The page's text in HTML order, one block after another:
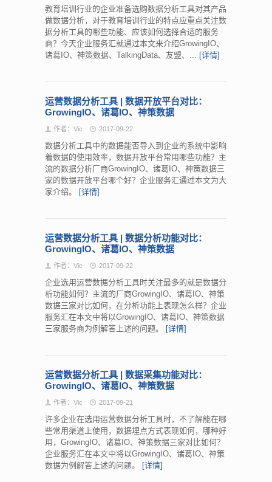
教育培训行业的企业准备选购数据分析工具对其产品
做数据分析，对于教育培训行业的特点应重点关注数
据分析工具的哪些功能、应该如何选择合适的服务
商？今天企业服务汇就通过本文来介绍GrowingIO、
诸葛IO、神策数据、TalkingData、友盟、... [详情]
运营数据分析工具 | 数据开放平台对比：
GrowingIO、诸葛IO、神策数据
作者：Vic 2017-09-22
数据分析工具中的数据能否导入到企业的系统中影响
着数据的使用效率，数据开放平台常用哪些功能？主
流的数据分析厂商GrowingIO、诸葛IO、神策数据三
家的数据开放平台哪个好？企业服务汇通过本文为大
家介绍。 [详情]
运营数据分析工具 | 数据分析功能对比：
GrowingIO、诸葛IO、神策数据
作者：Vic 2017-09-22
企业选用运营数据分析工具时关注最多的就是数据分
析功能如何？主流的厂商GrowingIO、诸葛IO、神策
数据三家对比如何，在分析功能上表现怎么样？企业
服务汇在本文中将以GrowingIO、诸葛IO、神策数据
三家服务商为例解答上述的问题。 [详情]
运营数据分析工具 | 数据采集功能对比：
GrowingIO、诸葛IO、神策数据
作者：Vic 2017-09-21
许多企业在选用运营数据分析工具时，不了解能在哪
些常用渠道上使用，数据埋点方式表现如何，哪种好
用，GrowingIO、诸葛IO、神策数据三家对比如何？
企业服务汇在本文中将以GrowingIO、诸葛IO、神策
数据为例解答上述的问题。 [详情]